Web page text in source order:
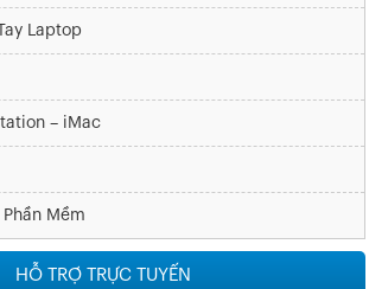
Laptop
– iMac
Phần Mềm
HỖ TRỢ TRỰC TUYẾN